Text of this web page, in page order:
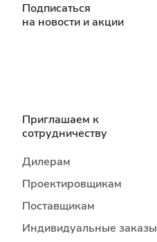
Подписаться
на новости и акции
Приглашаем к
сотрудничеству
Дилерам
Проектировщикам
Поставщикам
Индивидуальные заказы